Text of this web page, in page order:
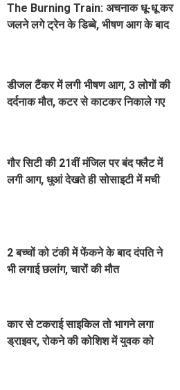
The Burning Train: अचनाक धू-धू कर
जलने लगे ट्रेन के डिब्बे, भीषण आग के बाद
डीजल टैंकर में लगी भीषण आग, 3 लोगों की
दर्दनाक मौत, कटर से काटकर निकाले गए
गौर सिटी की 21वीं मंजिल पर बंद फ्लैट में
लगी आग, धुआं देखते ही सोसाइटी में मची
2 बच्चों को टंकी में फेंकने के बाद दंपति ने
भी लगाई छलांग, चारों की मौत
कार से टकराई साइकिल तो भागने लगा
ड्राइवर, रोकने की कोशिश में युवक को